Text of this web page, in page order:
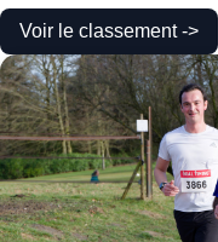
Voir le classement ->